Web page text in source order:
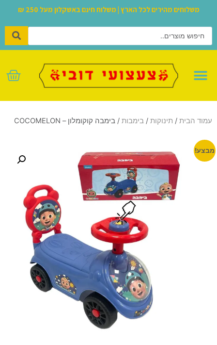
משלוחים מהירים לכל הארץ | משלוח חינם באשקלון מעל 250 ₪
עמוד הבית / תינוקות / בימבות / בימבה קוקומלון – COCOMELON
מבצע!